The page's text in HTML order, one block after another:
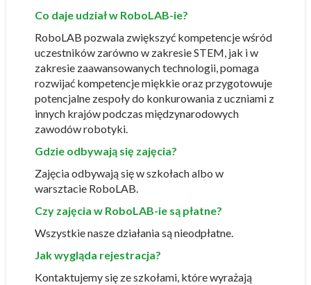
Co daje udział w RoboLAB-ie?
RoboLAB pozwala zwiększyć kompetencje wśród
uczestników zarówno w zakresie STEM, jak i w
zakresie zaawansowanych technologii, pomaga
rozwijać kompetencje miękkie oraz przygotowuje
potencjalne zespoły do konkurowania z uczniami z
innych krajów podczas międzynarodowych
zawodów robotyki.
Gdzie odbywają się zajęcia?
Zajęcia odbywają się w szkołach albo w
warsztacie RoboLAB.
Czy zajęcia w RoboLAB-ie są płatne?
Wszystkie nasze działania są nieodpłatne.
Jak wygląda rejestracja?
Kontaktujemy się ze szkołami, które wyrażają